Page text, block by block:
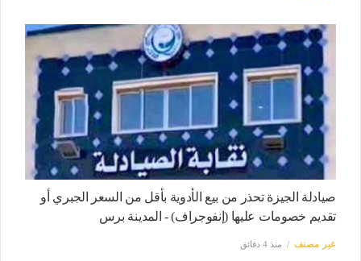
صيادلة الجيزة تحذر من بيع الأدوية بأقل من السعر الجبري أو
تقديم خصومات عليها (إنفوجراف) - المدينة برس
غير مصنف منذ 4 دقائق